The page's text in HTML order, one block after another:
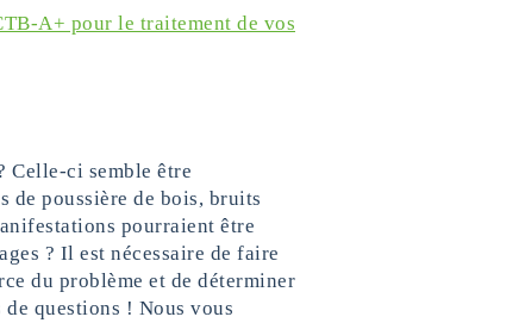
A+ pour le traitement de vos
Celle-ci semble être
de poussière de bois, bruits
pourraient être
? Il est nécessaire de faire
du problème et de déterminer
questions ! Nous vous